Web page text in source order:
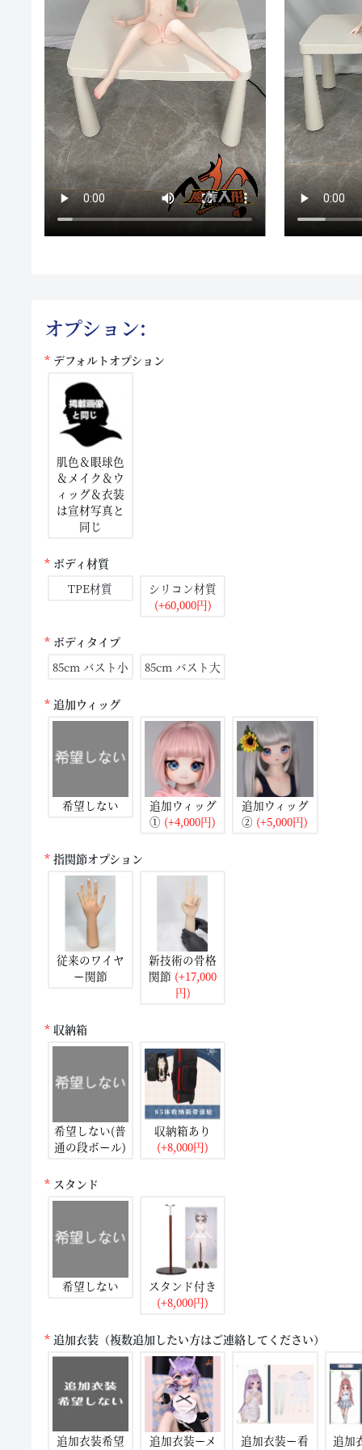
オプション:
デフォルトオプション
肌色＆眼球色
＆メイク＆ウ
ィッグ＆衣装
は宣材写真と
同じ
ボディ材質
TPE材質
シリコン材質
(+60,000円)
ボディタイプ
85cm バスト小
85cm バスト大
追加ウィッグ
希望しない
追加ウィッグ
① (+4,000円)
追加ウィッグ
② (+5,000円)
指関節オプション
従来のワイヤ
ー関節
新技術の骨格
関節 (+17,000
円)
収納箱
希望しない(普
通の段ボール)
収納箱あり
(+8,000円)
スタンド
希望しない
スタンド付き
(+8,000円)
追加衣装（複数追加したい方はご連絡してください）
追加衣装希望
追加衣装ーメ
追加衣装ー看
追加